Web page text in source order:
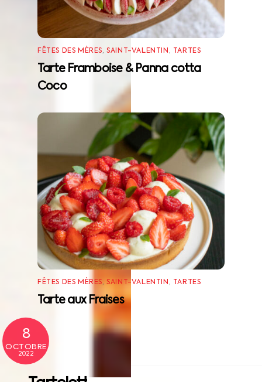
8
OCTOBRE
2022
FÊTES DES MÈRES,SAINT-VALENTIN , TARTES
Tarte Framboise & Panna cotta
Coco
FÊTES DES MÈRES,SAINT-VALENTIN , TARTES
Tarte aux Fraises